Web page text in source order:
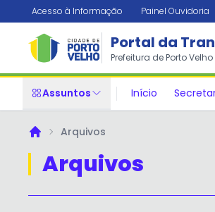
Acesso à Informação Painel Ouvidoria
Portal da
Prefeitura de Porto Velho
Assuntos Início
PrincipalArquivos
Arquivos